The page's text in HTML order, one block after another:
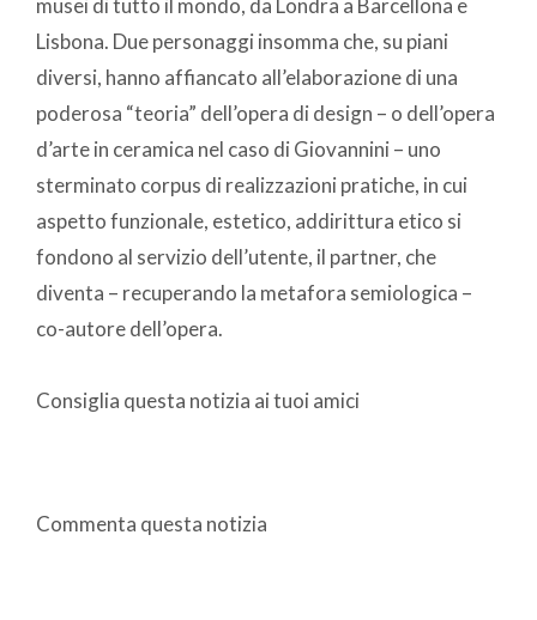
musei di tutto il mondo, da Londra a Barcellona e
Lisbona. Due personaggi insomma che, su piani
diversi, hanno affiancato all’elaborazione di una
poderosa “teoria” dell’opera di design – o dell’opera
d’arte in ceramica nel caso di Giovannini – uno
sterminato corpus di realizzazioni pratiche, in cui
aspetto funzionale, estetico, addirittura etico si
fondono al servizio dell’utente, il partner, che
diventa – recuperando la metafora semiologica –
co-autore dell’opera.
Consiglia questa notizia ai tuoi amici
Commenta questa notizia